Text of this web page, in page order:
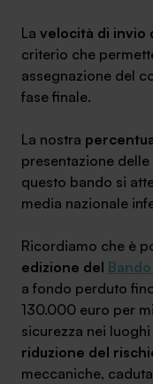
info@safinance.it
SA Finance Mediazione
all'Oam n.M336
La velocità di invio
criterio che
assegnazione del
fase finale.
La nostra
presentazione
questo bando si
media nazionale
Ricordiamo che è
edizione del Bando
a fondo perduto
130.000 euro per
sicurezza nei
riduzione del
meccaniche,